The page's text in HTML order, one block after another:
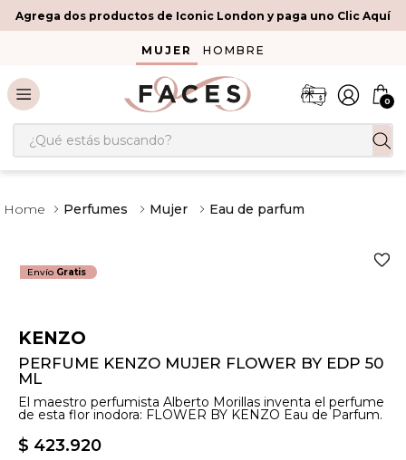
Agrega dos productos de Iconic London y paga uno Clic Aquí
MUJER HOMBRE
0
¿Qué estás buscando?
Perfumes Mujer Eau de parfum
Envío Gratis
KENZO
PERFUME KENZO MUJER FLOWER BY EDP 50
ML
El maestro perfumista Alberto Morillas inventa el perfume
de esta flor inodora: FLOWER BY KENZO Eau de Parfum.
$ 423.920